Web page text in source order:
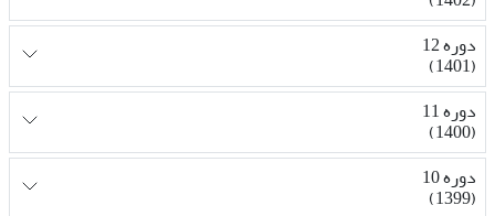
دوره 12
(1401)
دوره 11
(1400)
دوره 10
(1399)